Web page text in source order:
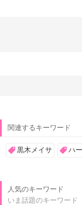
関連するキーワード
黒木メイサ ハ
人気のキーワード
いま話題のキーワード